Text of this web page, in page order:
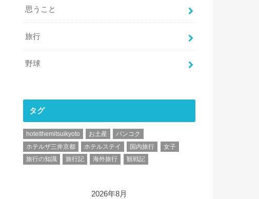
思うこと
旅行
野球
タグ
hotelthemitsuikyoto お土産
バンコク
ホテルザ三井京都
ホテルステイ 国内旅行
女子
旅行の知識
旅行記 海外旅行 観戦記
2026年8月